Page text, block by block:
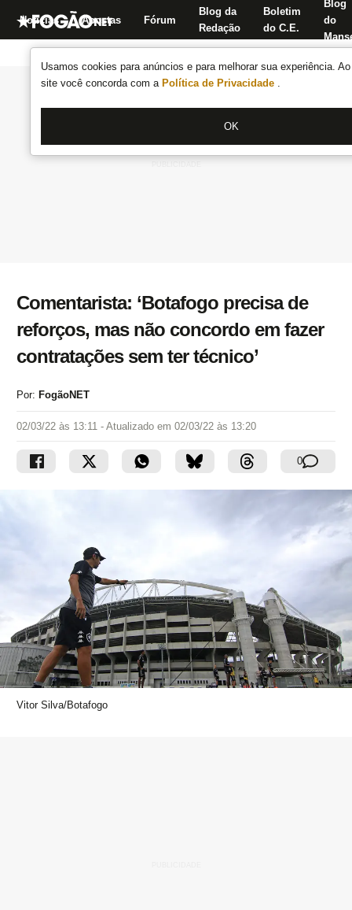
Usamos cookies para anúncios e para melhorar sua experiência.
site você concorda com a Política de Privacidade .
OK
Notícias Apostas Fórum
Blog da
Redação
Boletim
do C.E.
Blog
do
Comentarista: ‘Botafogo precisa de
reforços, mas não concordo em fazer
contratações sem ter técnico’
Por: FogãoNET
02/03/22 às 13:11 - Atualizado em 02/03/22 às 13:20
0
Vitor Silva/Botafogo